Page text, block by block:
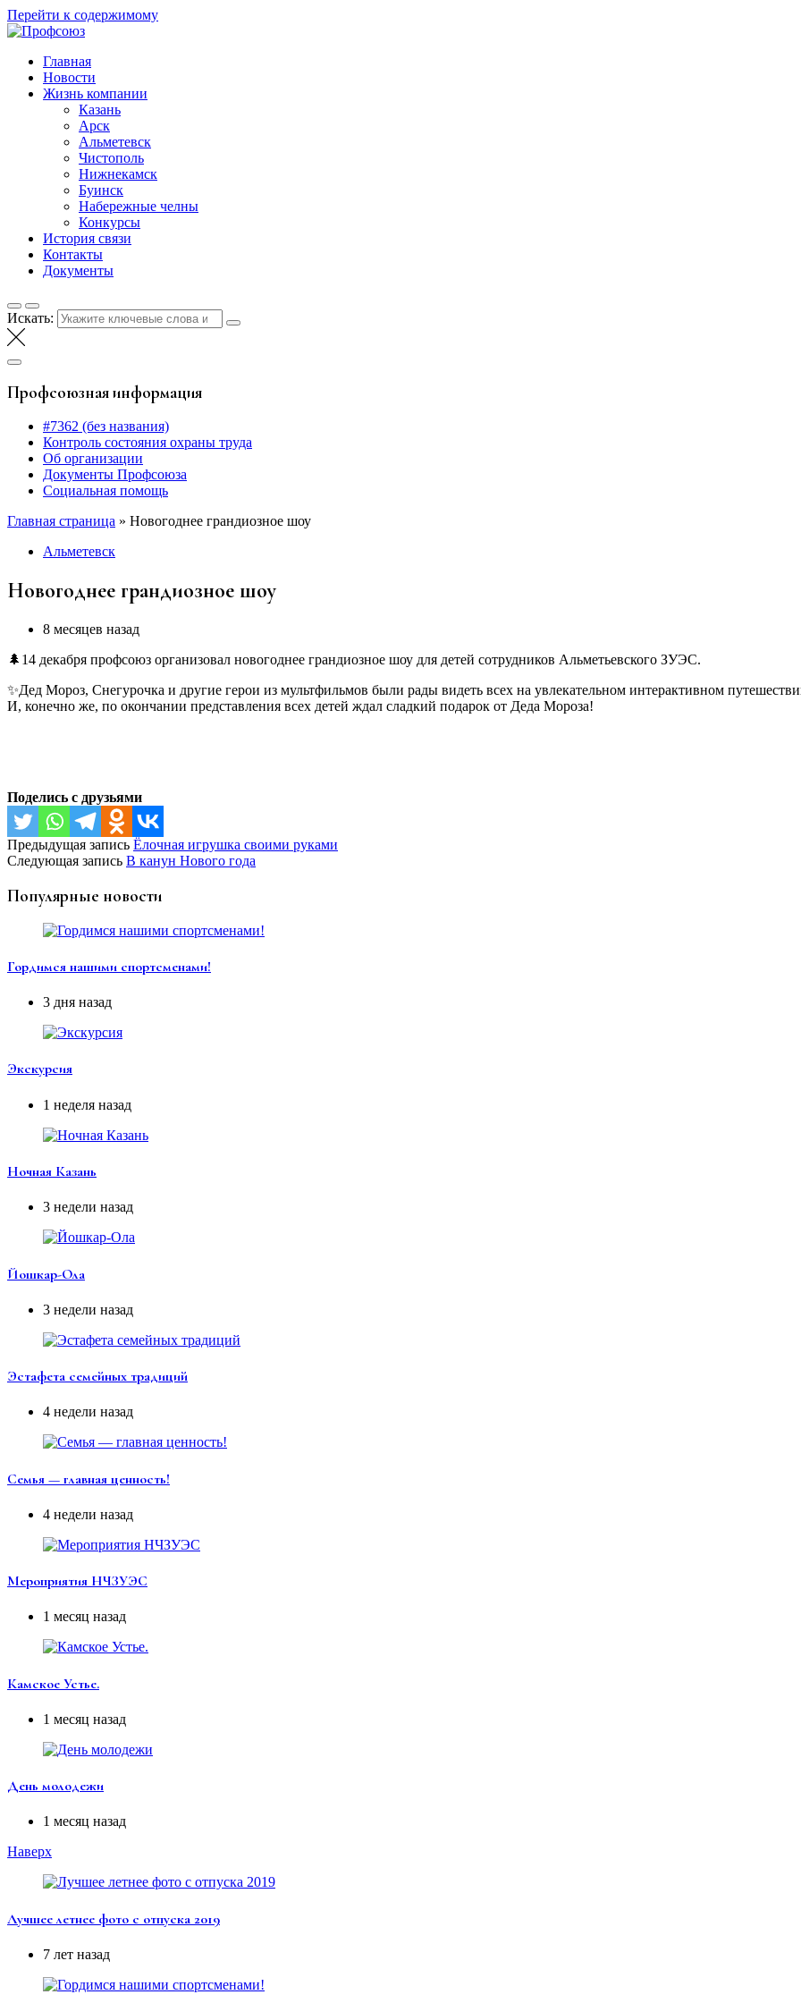
Перейти к содержимому
Таттелеком
Главная
Новости
Жизнь компании
Казань
Арск
Альметевск
Чистополь
Нижнекамск
Буинск
Набережные челны
Конкурсы
История связи
Контакты
Документы
Искать:
Профсоюзная информация
#7362 (без названия)
Контроль состояния охраны труда
Об организации
Документы Профсоюза
Социальная помощь
Главная страница » Новогоднее грандиозное шоу
Альметевск
Новогоднее грандиозное шоу
8 месяцев назад
🌲14 декабря профсоюз организовал новогоднее грандиозное шоу для детей сотрудников Альметьевского ЗУЭС.
✨Дед Мороз, Снегурочка и другие герои из мультфильмов были рады видеть всех на увлекательном интерактивном
И, конечно же, по окончании представления всех детей ждал сладкий подарок от Деда Мороза!
Поделись с друзьями
Предыдущая запись Ёлочная игрушка своими руками
Следующая запись В канун Нового года
Популярные новости
Гордимся нашими спортсменами!
3 дня назад
Экскурсия
1 неделя назад
Ночная Казань
3 недели назад
Йошкар-Ола
3 недели назад
Эстафета семейных традиций
4 недели назад
Семья — главная ценность!
4 недели назад
Мероприятия НЧЗУЭС
1 месяц назад
Камское Устье.
1 месяц назад
День молодежи
1 месяц назад
Наверх
Лучшее летнее фото с отпуска 2019
7 лет назад